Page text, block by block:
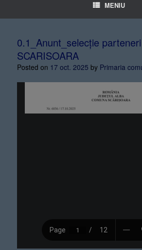
MENIU
0.1_Anunt_selecție
SCARISOARA
Posted on 17 oct. 2025 by Primaria